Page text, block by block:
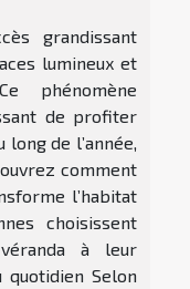
grandissant
lumineux et
phénomène
de profiter
de l’année,
comment
l’habitat
choisissent
véranda à leur
quotidien Selon